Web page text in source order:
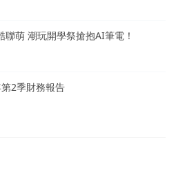
聯萌 潮玩開學祭搶抱AI筆電！
2季財務報告